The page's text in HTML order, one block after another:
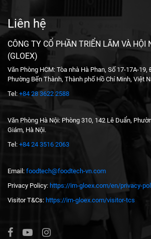
Liên hệ
CÔNG TY CỔ PHẦN TRIỂN LÃM VÀ HỘI
(GLOEX)
Văn Phòng HCM: Tòa nhà Hà Phan, Số 17-17A-
Phường Bến Thành, Thành phố Hồ Chí Minh, Việt
Tel: +84 28 3622 2588
Văn Phòng Hà Nội: Phòng 310, 142 Lê Duẩn,
Giám, Hà Nội.
Tel: +84 24 3516 2063
Email: foodtech@foodtech-vn.com
Privacy Policy: https://im-gloex.com/en/privacy-
Visitor T&Cs: https://im-gloex.com/visitor-tcs